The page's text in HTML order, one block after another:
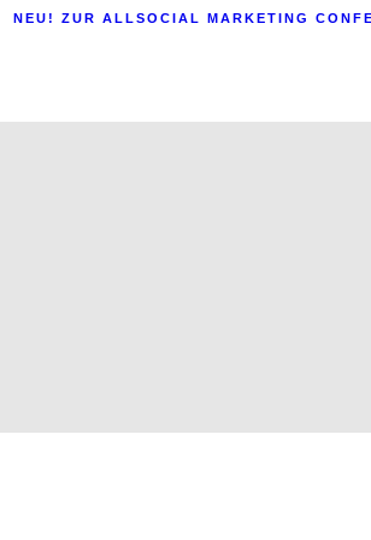
NEU! ZUR ALLSOCIAL MARKETING